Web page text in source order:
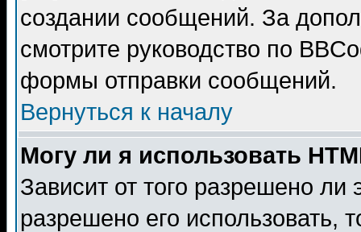
создании сообщений. За
смотрите руководство по
формы отправки сообщений.
Вернуться к началу
Могу ли я использовать
Зависит от того разрешено
разрешено его использовать,